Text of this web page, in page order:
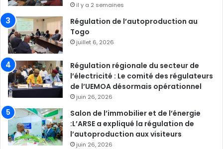
il y a 2 semaines
Régulation de l’autoproduction au
Togo
juillet 6, 2026
Régulation régionale du secteur de
l’électricité : Le comité des régulateurs
de l’UEMOA désormais opérationnel
juin 26, 2026
Salon de l’immobilier et de l’énergie
:L’ARSE a expliqué la régulation de
l’autoproduction aux visiteurs
juin 26, 2026